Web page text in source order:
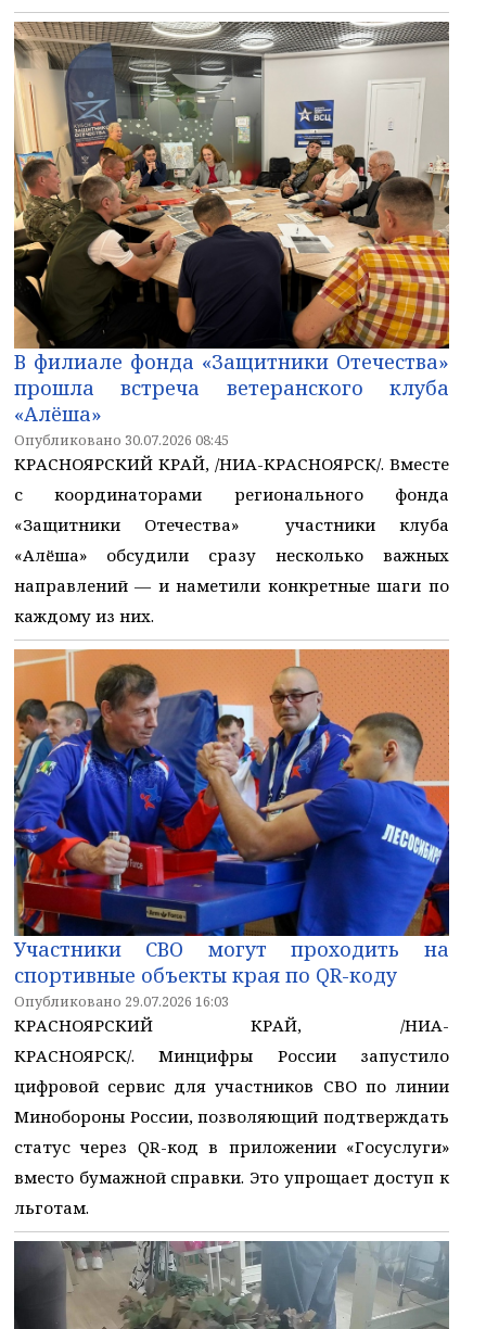
В филиале фонда «Защитники Отечества»
прошла встреча ветеранского клуба
«Алёша»
Опубликовано 30.07.2026 08:45
КРАСНОЯРСКИЙ КРАЙ, /НИА-КРАСНОЯРСК/. Вместе
с координаторами регионального фонда
«Защитники Отечества» участники клуба
«Алёша» обсудили сразу несколько важных
направлений — и наметили конкретные шаги по
каждому из них.
Участники СВО могут проходить на
спортивные объекты края по QR-коду
Опубликовано 29.07.2026 16:03
КРАСНОЯРСКИЙ КРАЙ, /НИА-
КРАСНОЯРСК/. Минцифры России запустило
цифровой сервис для участников СВО по линии
Минобороны России, позволяющий подтверждать
статус через QR-код в приложении «Госуслуги»
вместо бумажной справки. Это упрощает доступ к
льготам.